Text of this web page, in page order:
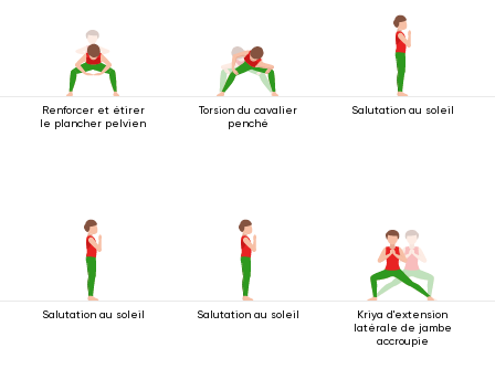
Renforcer et étirer
le plancher pelvien
Torsion du cavalier
penché
Salutation au soleil
Salutation au soleil Salutation au soleil
Kriya d'extension
latérale de jambe
accroupie